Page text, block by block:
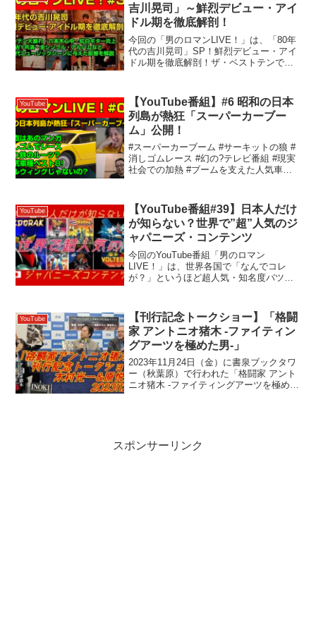
吉川晃司」～鮮烈デビュー・アイ
ドル期を徹底解剖！
今回の「男のロマンLIVE！」は、「80年
代の吉川晃司」SP！鮮烈デビュー・アイ
ドル期を徹底解剖！ザ・ベストテンでの
ーズ・尾崎豊・岡村靖幸・佐野元春・原
田真二・...
YouTube
【YouTube番組】#6 昭和の日本
列島が熱狂「スーパーカーブー
ム」公開！
#スーパーカーブーム #サーキットの狼 #
消しゴムレース #幻の?テレビ番組 #現実
社会での加熱 #ブームを支えた人気車た
のブームを語っています。もうすぐ
1,00...
YouTube
【YouTube番組#39】日本人だけ
が知らない？世界で”超”人気のジ
ャパニーズ・コンテンツ
今回のYouTube番組「男のロマン
LIVE！」は、世界各国で「なんでコレ
が？」というほど超人気・知名度バツグ
プター】00:00:00 ハイライト00:00:19 オ
ー...
YouTube
【刊行記念トークショー】「格闘
家 アントニオ猪木 -ファイティン
グアーツを極めた男-」
2023年11月24日（金）に書泉ブックタワ
ー（秋葉原）で行われた「格闘家 アント
ニオ猪木 -ファイティングアーツを極めた
スポンサーリンク